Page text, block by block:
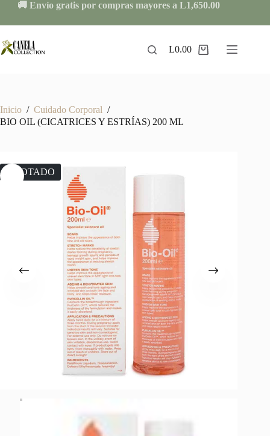
content
🚚 Envío gratis por compras mayores a L1,650.00
Shopping
L0.00
Inicio / Cuidado Corporal /
BIO OIL (CICATRICES Y ESTRÍAS) 200 ML
AGOTADO